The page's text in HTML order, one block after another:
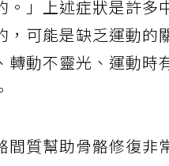
。」上述症狀是許
，可能是缺乏運動的
轉動不靈光、運動時
間質幫助骨骼修復非